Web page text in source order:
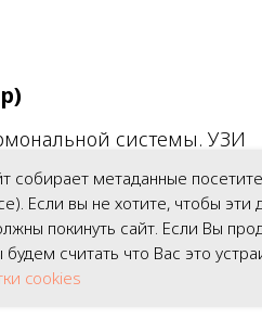
системы. УЗИ
картирование
воспалений, узловых
работы железы
собирает метаданные
Если вы не хотите, чтобы эти
покинуть сайт. Если Вы
будем считать что Вас это
cookies